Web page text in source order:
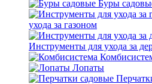
Буры
ухода за газоном
Инструменты для ухода за
Лопаты